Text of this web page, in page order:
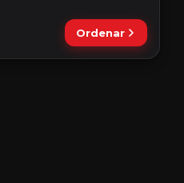
Ordenar